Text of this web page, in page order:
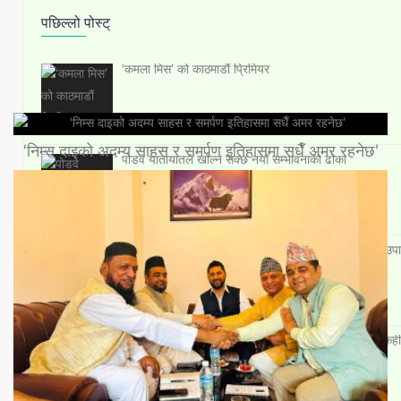
पछिल्लो पोस्ट्
‘कमला मिस’ को काठमाडौं प्रिमियर
पोडवे यातायातले खोल्न सक्छ नयाँ सम्भावनाको ढोका
मिड–भ्यालीको ‘बिल्ड नेपाल ह्याकाथन’ मा‘इनोभिजन’ले जित्यो
‘सेन्टिनाज’ बन्यो रनरअप
मनसुनको प्रभाव निरन्तरः कोशी, बागमती र गण्डकी प्रदेशका
भारी वर्षाको पूर्वानुमान
‘निम्स दाइको अदम्य साहस र समर्पण इतिहासमा सधैँ अमर रहनेछ’